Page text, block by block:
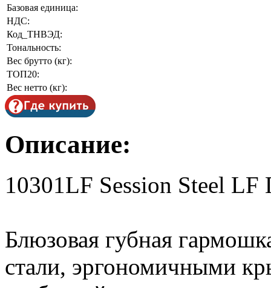
Базовая единица:
НДС:
Код_ТНВЭД:
Тональность:
Вес брутто (кг):
ТОП20:
Вес нетто (кг):
Описание:
10301LF Session Steel LF
Блюзовая губная
стали, эргономичными